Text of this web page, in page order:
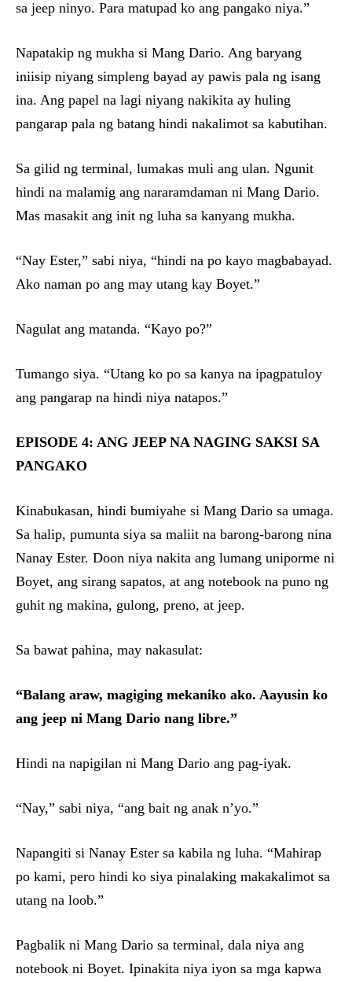
sa jeep ninyo. Para matupad ko ang pangako niya.”
Napatakip ng mukha si Mang Dario. Ang baryang
iniisip niyang simpleng bayad ay pawis pala ng isang
ina. Ang papel na lagi niyang nakikita ay huling
pangarap pala ng batang hindi nakalimot sa kabutihan.
Sa gilid ng terminal, lumakas muli ang ulan. Ngunit
hindi na malamig ang nararamdaman ni Mang Dario.
Mas masakit ang init ng luha sa kanyang mukha.
“Nay Ester,” sabi niya, “hindi na po kayo magbabayad.
Ako naman po ang may utang kay Boyet.”
Nagulat ang matanda. “Kayo po?”
Tumango siya. “Utang ko po sa kanya na ipagpatuloy
ang pangarap na hindi niya natapos.”
EPISODE 4: ANG JEEP NA NAGING SAKSI SA
PANGAKO
Kinabukasan, hindi bumiyahe si Mang Dario sa umaga.
Sa halip, pumunta siya sa maliit na barong-barong nina
Nanay Ester. Doon niya nakita ang lumang uniporme ni
Boyet, ang sirang sapatos, at ang notebook na puno ng
guhit ng makina, gulong, preno, at jeep.
Sa bawat pahina, may nakasulat:
“Balang araw, magiging mekaniko ako. Aayusin ko
ang jeep ni Mang Dario nang libre.”
Hindi na napigilan ni Mang Dario ang pag-iyak.
“Nay,” sabi niya, “ang bait ng anak n’yo.”
Napangiti si Nanay Ester sa kabila ng luha. “Mahirap
po kami, pero hindi ko siya pinalaking makakalimot sa
utang na loob.”
Pagbalik ni Mang Dario sa terminal, dala niya ang
notebook ni Boyet. Ipinakita niya iyon sa mga kapwa